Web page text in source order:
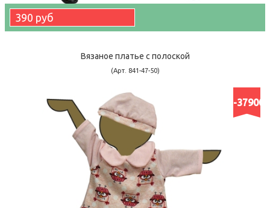
390 руб
Вязаное платье с полоской
(Арт. 841-47-50)
-